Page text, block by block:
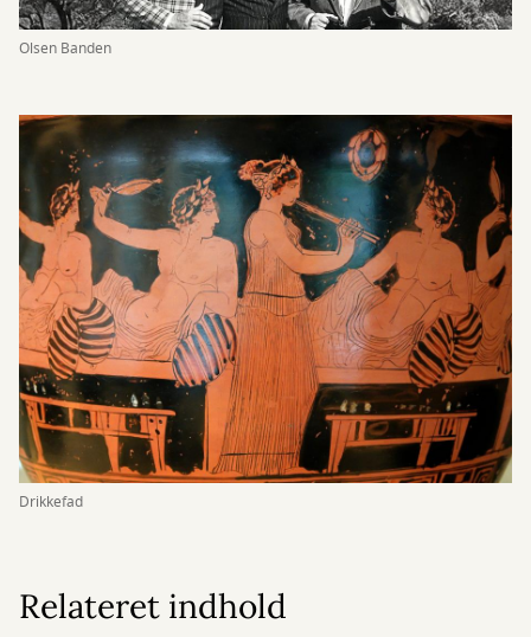
Olsen Banden
Drikkefad
Relateret indhold